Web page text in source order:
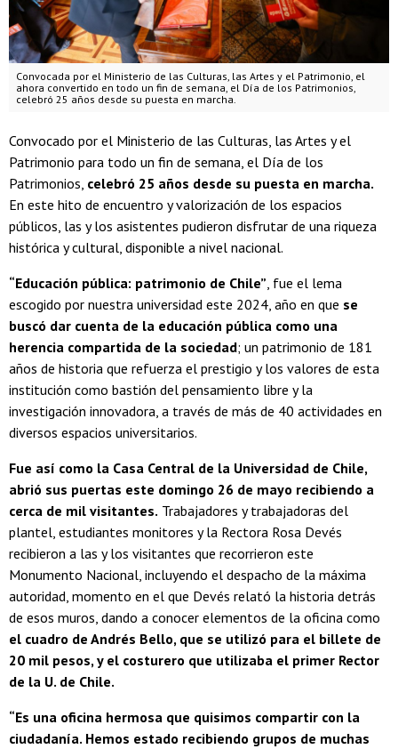
Convocada por el Ministerio de las Culturas, las Artes y el Patrimonio, el
ahora convertido en todo un fin de semana, el Día de los Patrimonios,
celebró 25 años desde su puesta en marcha.
Convocado por el Ministerio de las Culturas, las Artes y el
Patrimonio para todo un fin de semana, el Día de los
Patrimonios, celebró 25 años desde su puesta en marcha.
En este hito de encuentro y valorización de los espacios
públicos, las y los asistentes pudieron disfrutar de una riqueza
histórica y cultural, disponible a nivel nacional.
“Educación pública: patrimonio de Chile”, fue el lema
escogido por nuestra universidad este 2024, año en que se
buscó dar cuenta de la educación pública como una
herencia compartida de la sociedad; un patrimonio de 181
años de historia que refuerza el prestigio y los valores de esta
institución como bastión del pensamiento libre y la
investigación innovadora, a través de más de 40 actividades en
diversos espacios universitarios.
Fue así como la Casa Central de la Universidad de Chile,
abrió sus puertas este domingo 26 de mayo recibiendo a
cerca de mil visitantes. Trabajadores y trabajadoras del
plantel, estudiantes monitores y la Rectora Rosa Devés
recibieron a las y los visitantes que recorrieron este
Monumento Nacional, incluyendo el despacho de la máxima
autoridad, momento en el que Devés relató la historia detrás
de esos muros, dando a conocer elementos de la oficina como
el cuadro de Andrés Bello, que se utilizó para el billete de
20 mil pesos, y el costurero que utilizaba el primer Rector
de la U. de Chile.
“Es una oficina hermosa que quisimos compartir con la
ciudadanía. Hemos estado recibiendo grupos de muchas